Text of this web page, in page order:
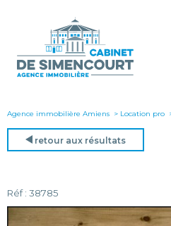
Agence immobilière Amiens Location pro
retour aux résultats
Réf : 38785